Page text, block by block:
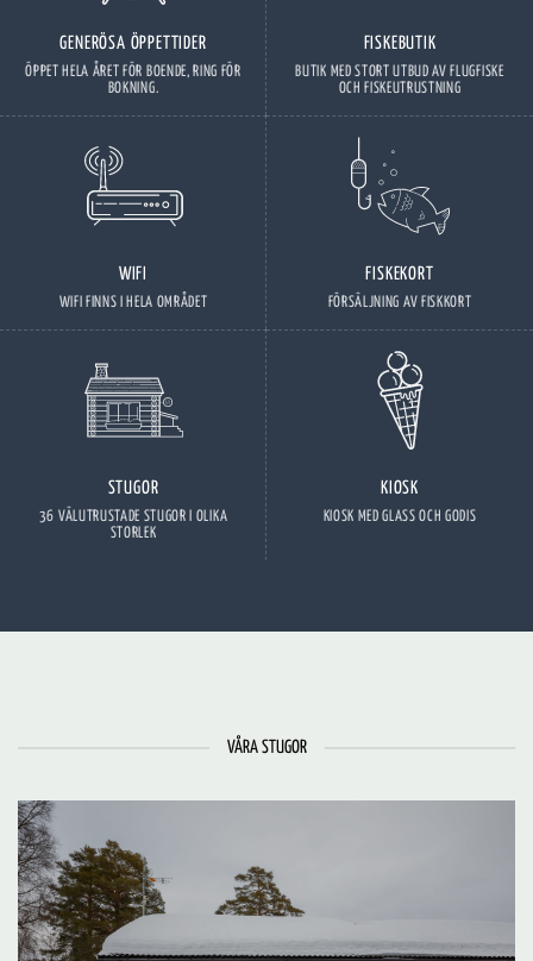
GENERÖSA ÖPPETTIDER
ÖPPET HELA ÅRET FÖR BOENDE, RING FÖR
BOKNING.
FISKEBUTIK
BUTIK MED STORT UTBUD AV FLUGFISKE
OCH FISKEUTRUSTNING
WIFI
WIFI FINNS I HELA OMRÅDET
FISKEKORT
FÖRSÄLJNING AV FISKKORT
STUGOR
36 VÄLUTRUSTADE STUGOR I OLIKA
STORLEK
KIOSK
KIOSK MED GLASS OCH GODIS
VÅRA STUGOR